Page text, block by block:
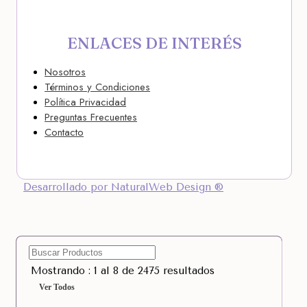
ENLACES DE INTERÉS
Nosotros
Términos y Condiciones
Política Privacidad
Preguntas Frecuentes
Contacto
Desarrollado por NaturalWeb Design ®
Mostrando : 1 al 8 de 2475 resultados
Ver Todos